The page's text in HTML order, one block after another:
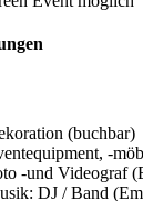
(buchbar)
-
-und Videograf
DJ / Band